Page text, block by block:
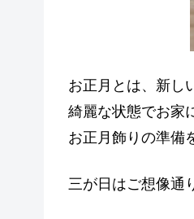
お正月とは、新し
綺麗な状態でお家
お正月飾りの準備
三が日はご想像通